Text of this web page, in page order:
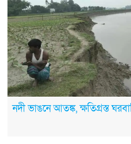
নদী ভাঙনে আতঙ্ক, ক্ষতিগ্রস্ত